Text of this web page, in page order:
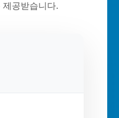
제공받습니다.